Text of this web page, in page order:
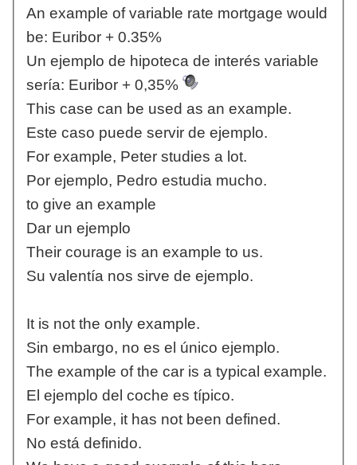
An example of variable rate mortgage would
be: Euribor + 0.35%
Un ejemplo de hipoteca de interés variable
sería: Euribor + 0,35%
This case can be used as an example.
Este caso puede servir de ejemplo.
For example, Peter studies a lot.
Por ejemplo, Pedro estudia mucho.
to give an example
Dar un ejemplo
Their courage is an example to us.
Su valentía nos sirve de ejemplo.
It is not the only example.
Sin embargo, no es el único ejemplo.
The example of the car is a typical example.
El ejemplo del coche es típico.
For example, it has not been defined.
No está definido.